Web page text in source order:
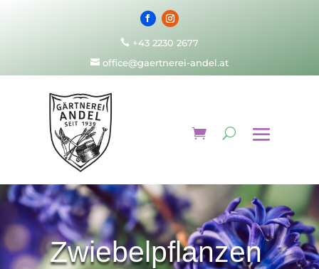
 +43 2230 2677
office@gaertnerei-andel.at
Zwiebelpflanzen